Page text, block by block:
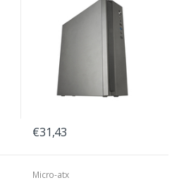
€31,43
Micro-atx